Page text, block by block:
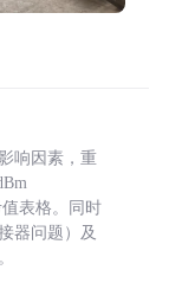
响因素，重
表格。同时
器问题）及